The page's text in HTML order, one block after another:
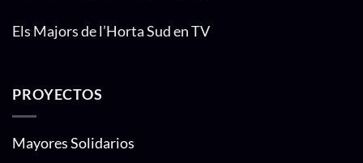
Els Majors de l’Horta Sud en TV
PROYECTOS
Mayores Solidarios